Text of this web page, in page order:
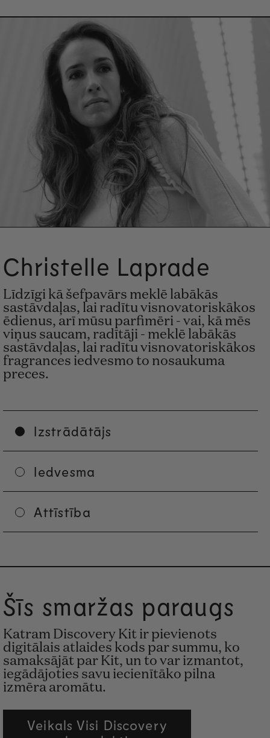
Christelle Laprade
Līdzīgi kā šefpavārs meklē labākās
sastāvdaļas, lai radītu visnovatoriskākos
ēdienus, arī mūsu parfimēri - vai, kā mēs
viņus saucam, radītāji - meklē labākās
sastāvdaļas, lai radītu visnovatoriskākos
fragrances iedvesmo to nosaukuma
preces.
Izstrādātājs
Iedvesma
Attīstība
Šīs smaržas paraugs
Katram Discovery Kit ir pievienots
digitālais atlaides kods par summu, ko
samaksājāt par Kit, un to var izmantot,
iegādājoties savu iecienītāko pilna
izmēra aromātu.
Veikals Visi Discovery